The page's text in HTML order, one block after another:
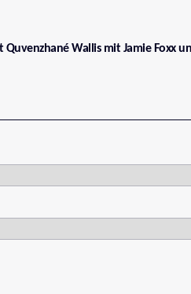
Quvenzhané Wallis mit Jamie Foxx